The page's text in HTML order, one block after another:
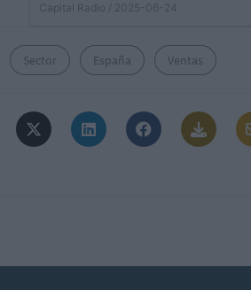
Capital Radio
/ 2025-06-24
Sector España Ventas